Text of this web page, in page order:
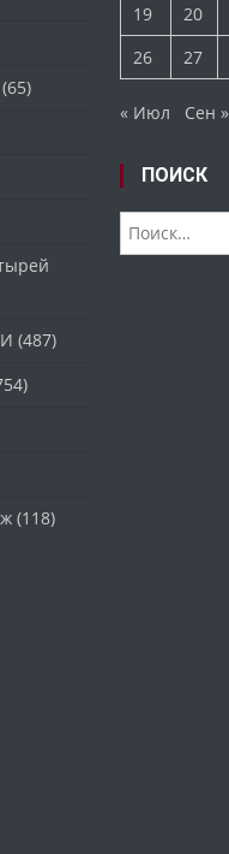
(487)
(118)
19
20
26
27
« Июл Сен »
ПОИСК